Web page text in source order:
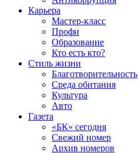
Карьера
Мастер-класс
Профи
Образование
Кто есть кто?
Стиль жизни
Благотворительность
Среда обитания
Культура
Авто
Газета
«БК» сегодня
Свежий номер
Архив номеров